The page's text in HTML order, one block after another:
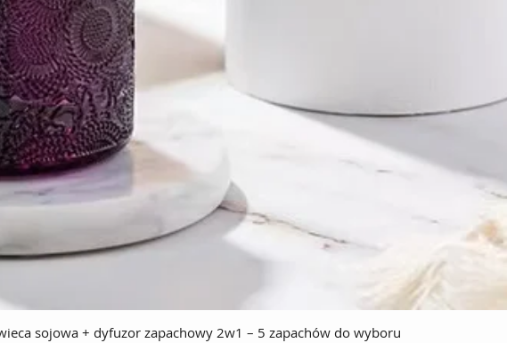
sojowa + dyfuzor zapachowy 2w1 – 5 zapachów do wyboru